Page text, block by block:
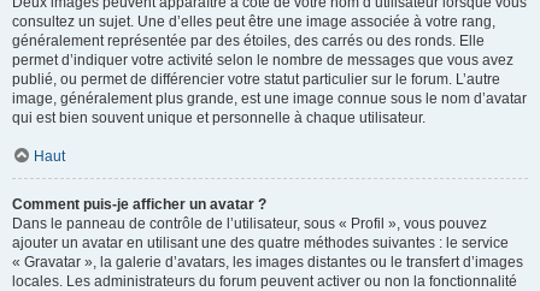
consultez un sujet. Une d’elles peut être une image associée à votre rang,
généralement représentée par des étoiles, des carrés ou des ronds. Elle
permet d’indiquer votre activité selon le nombre de messages que vous avez
publié, ou permet de différencier votre statut particulier sur le forum. L’autre
image, généralement plus grande, est une image connue sous le nom d’avatar
qui est bien souvent unique et personnelle à chaque utilisateur.
Haut
Comment puis-je afficher un avatar ?
Dans le panneau de contrôle de l’utilisateur, sous « Profil », vous pouvez
ajouter un avatar en utilisant une des quatre méthodes suivantes : le service
« Gravatar », la galerie d’avatars, les images distantes ou le transfert d’images
locales. Les administrateurs du forum peuvent activer ou non la fonctionnalité